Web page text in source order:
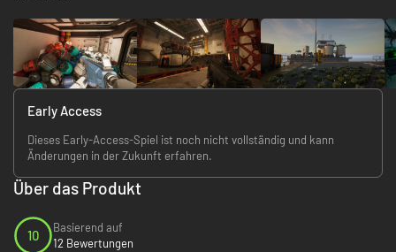
Early Access
Dieses Early-Access-Spiel ist noch nicht vollständig und kann
Änderungen in der Zukunft erfahren.
Über das Produkt
10
Basierend auf
12 Bewertungen